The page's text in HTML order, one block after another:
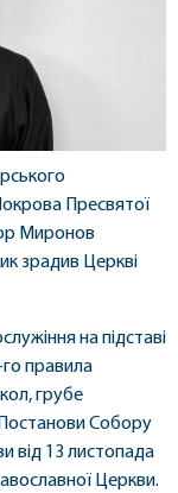
Пресвятої
Миронов
зрадив Церкві
на підставі
го правила
грубе
Собору
від 13 листопада
Церкви.